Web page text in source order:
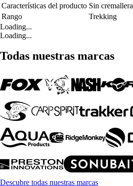
Características del producto Sin cremallera
Rango
Trekking
Loading...
Loading...
Todas nuestras marcas
Descubre todas nuestras marcas